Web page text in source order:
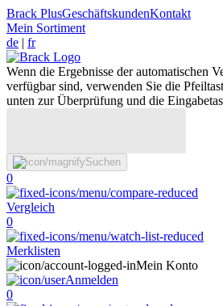
Brack PlusGeschäftskundenKontakt
Mein Sortiment
de | fr
Wenn die Ergebnisse der automatischen
verfügbar sind, verwenden Sie die
unten zur Überprüfung und die
Suchen
0
Vergleich
0
Merklisten
Mein Konto
Anmelden
0